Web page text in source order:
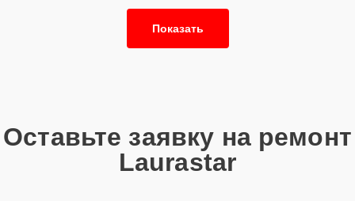
Показать
Оставьте заявку на ремонт
Laurastar